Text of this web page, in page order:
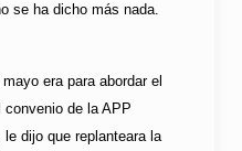
se ha dicho más nada.
era para abordar el
de la APP
dijo que replanteara la